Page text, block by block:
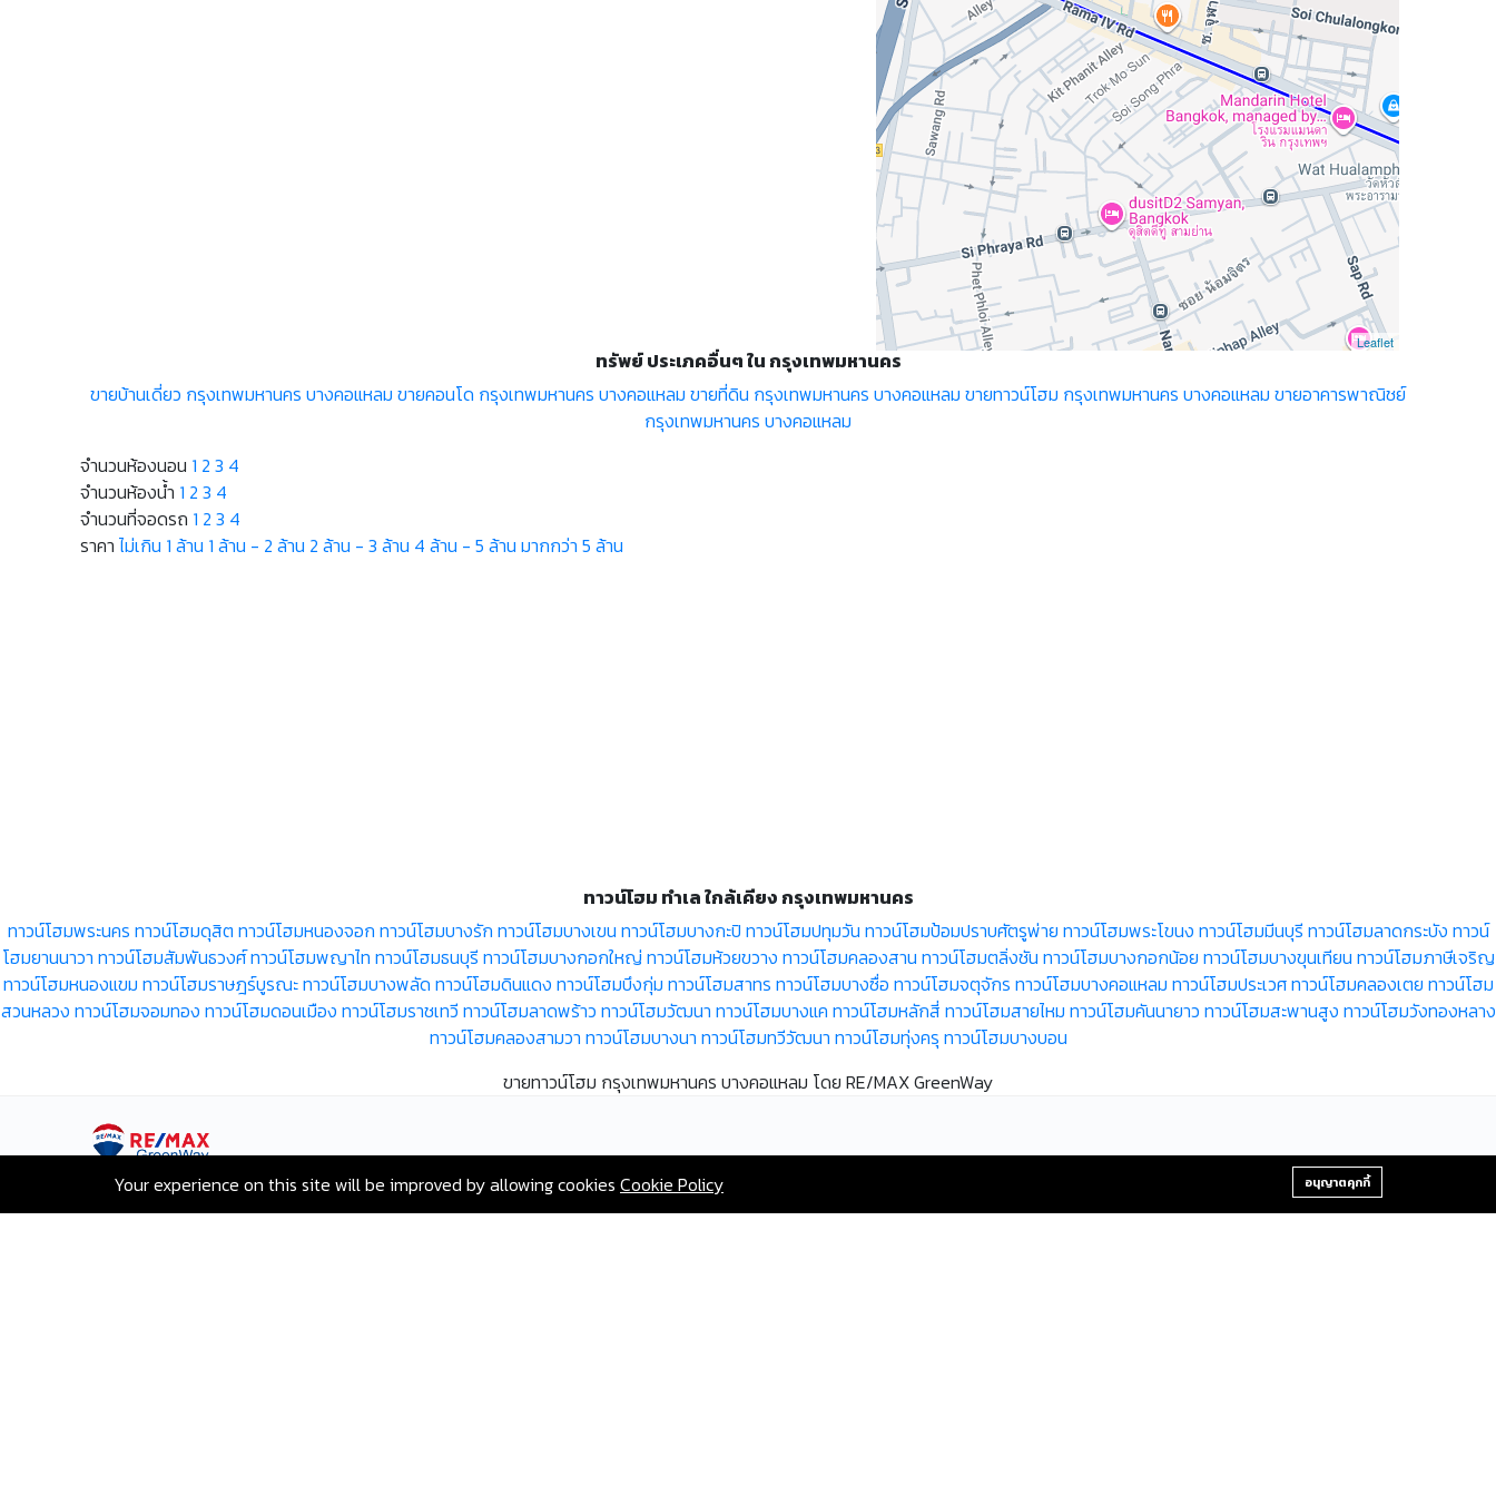
Leaflet
ทรัพย์ ประเภคอื่นๆ ใน กรุงเทพมหานคร
ขายบ้านเดี่ยว กรุงเทพมหานคร บางคอแหลม ขายคอนโด กรุงเทพมหานคร บางคอแหลม ขายที่ดิน กรุงเทพมหานคร บางคอแหลม ขายทาวน์โฮม กรุงเทพมหานคร บางคอแหลม ขายอาคารพาณิชย์
กรุงเทพมหานคร บางคอแหลม
จำนวนห้องนอน 1 2 3 4
จำนวนห้องน้ำ 1 2 3 4
จำนวนที่จอดรถ 1 2 3 4
ราคา ไม่เกิน 1 ล้าน 1 ล้าน - 2 ล้าน 2 ล้าน - 3 ล้าน 4 ล้าน - 5 ล้าน มากกว่า 5 ล้าน
ทาวน์โฮม ทำเล ใกล้เคียง กรุงเทพมหานคร
ทาวน์โฮมพระนคร ทาวน์โฮมดุสิต ทาวน์โฮมหนองจอก ทาวน์โฮมบางรัก ทาวน์โฮมบางเขน ทาวน์โฮมบางกะปิ ทาวน์โฮมปทุมวัน ทาวน์โฮมป้อมปราบศัตรูพ่าย ทาวน์โฮมพระโขนง ทาวน์โฮมมีนบุรี ทาวน์โฮมลาดกระบัง ทาวน์
โฮมยานนาวา ทาวน์โฮมสัมพันธวงศ์ทาวน์โฮมพญาไท ทาวน์โฮมธนบุรี ทาวน์โฮมบางกอกใหญ่ ทาวน์โฮมห้วยขวาง ทาวน์โฮมคลองสาน ทาวน์โฮมตลิ่งชัน ทาวน์โฮมบางกอกน้อย ทาวน์โฮมบางขุนเทียน ทาวน์โฮมภาษีเจริญ
ทาวน์โฮมหนองแขม ทาวน์โฮมราษฎร์บูรณะทาวน์โฮมบางพลัด ทาวน์โฮมดินแดง ทาวน์โฮมบึงกุ่ม ทาวน์โฮมสาทร ทาวน์โฮมบางซื่อ ทาวน์โฮมจตุจักร ทาวน์โฮมบางคอแหลม ทาวน์โฮมประเวศทาวน์โฮมคลองเตย ทาวน์โฮม
สวนหลวง ทาวน์โฮมจอมทอง ทาวน์โฮมดอนเมือง ทาวน์โฮมราชเทวี ทาวน์โฮมลาดพร้าว ทาวน์โฮมวัฒนา ทาวน์โฮมบางแค ทาวน์โฮมหลักสี่ ทาวน์โฮมสายไหม ทาวน์โฮมคันนายาว ทาวน์โฮมสะพานสูง ทาวน์โฮมวังทองหลาง
ทาวน์โฮมคลองสามวา ทาวน์โฮมบางนา ทาวน์โฮมทวีวัฒนา ทาวน์โฮมทุ่งครุ ทาวน์โฮมบางบอน
ขายทาวน์โฮม กรุงเทพมหานคร บางคอแหลม โดย RE/MAX GreenWay
เลขที่ 80 ซอยสุขุมวิท 117 ถนนสุขุมวิท
+66-2-840-2224, 081-638-9190
Your experience on this site will be improved by allowing cookies Cookie Policy อนุญาตคุกกี้